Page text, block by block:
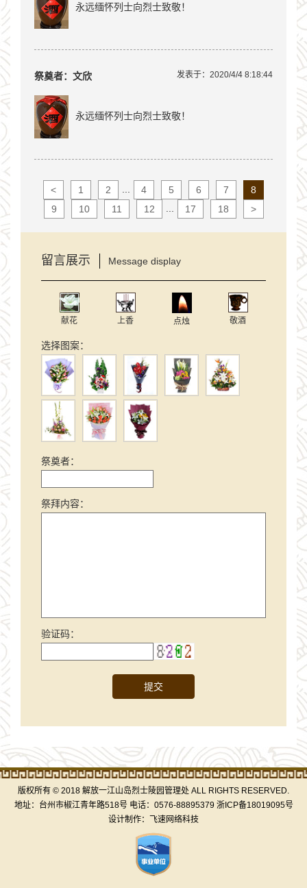
永远缅怀列士向烈士致敬！
祭奠者：文欣 发表于：2020/4/4 8:18:44
永远缅怀列士向烈士致敬！
< 1 2 4 5 6 7
8
9
10 11 12 17 18 >
留言展示 Message display
献花 上香 点烛 敬酒
选择图案：
祭奠者：
祭拜内容：
验证码：
提交
版权所有 © 2018 解放一江山岛烈士陵园管理处 ALL RIGHTS RESERVED.
地址：台州市椒江青年路518号 电话：0576-88895379 浙ICP备18019095号
设计制作： 飞速网络科技